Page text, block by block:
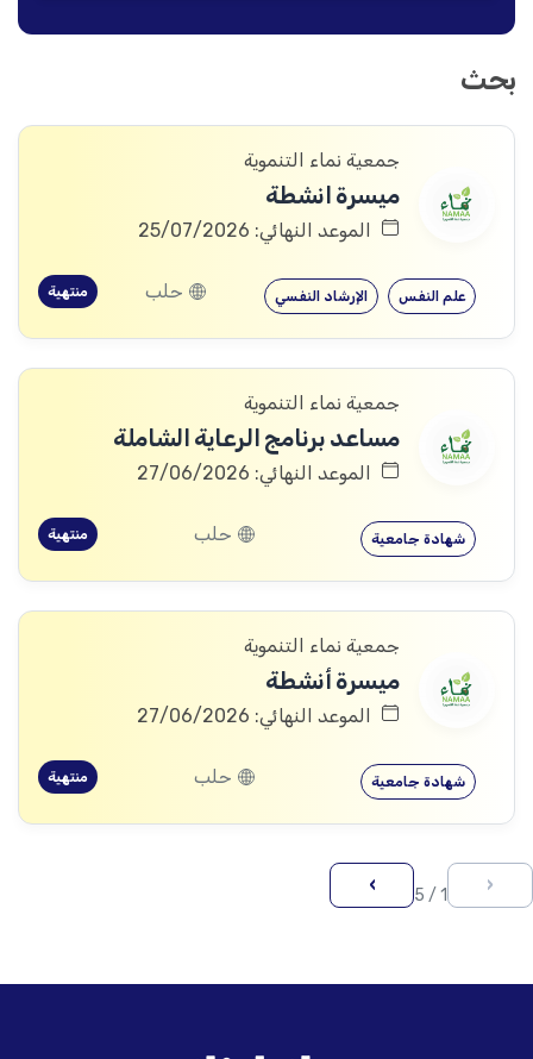
بحث
جمعية نماء التنموية
ميسرة انشطة
الموعد النهائي: 25/07/2026
الإرشاد النفسي علم النفس حلب منتهية
جمعية نماء التنموية
مساعد برنامج الرعاية الشاملة
الموعد النهائي: 27/06/2026
شهادة جامعية حلب منتهية
جمعية نماء التنموية
ميسرة أنشطة
الموعد النهائي: 27/06/2026
شهادة جامعية حلب منتهية
‹
1 / 5
›